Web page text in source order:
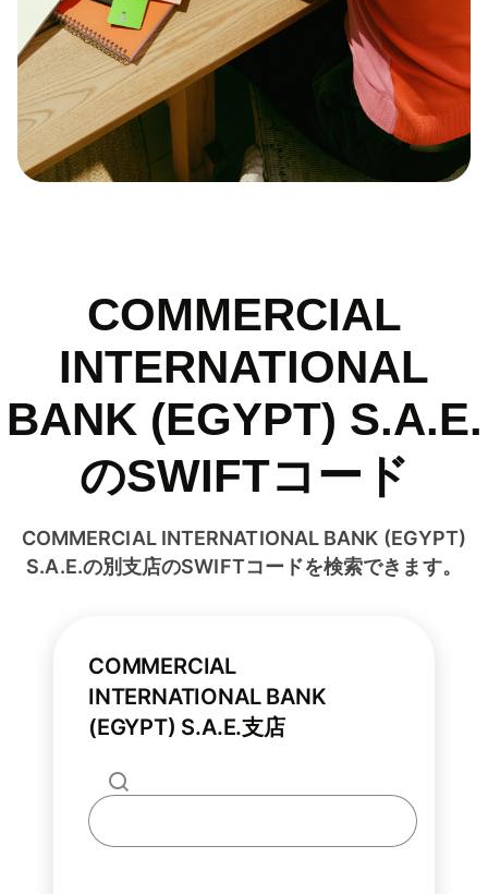
COMMERCIAL
INTERNATIONAL
BANK (EGYPT) S.A.E.
のSWIFTコード
COMMERCIAL INTERNATIONAL BANK (EGYPT)
S.A.E.の別支店のSWIFTコードを検索できます。
COMMERCIAL
INTERNATIONAL BANK
(EGYPT) S.A.E.支店